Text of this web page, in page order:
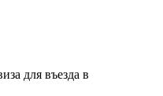
для въезда в